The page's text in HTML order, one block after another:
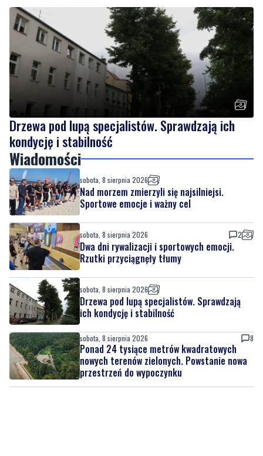
Drzewa pod lupą specjalistów. Sprawdzają ich
kondycję i stabilność
Wiadomości
sobota, 8 sierpnia 2026
Nad morzem zmierzyli się najsilniejsi.
Sportowe emocje i ważny cel
sobota, 8 sierpnia 2026 2
Dwa dni rywalizacji i sportowych emocji.
Rzutki przyciągnęły tłumy
sobota, 8 sierpnia 2026
Drzewa pod lupą specjalistów. Sprawdzają
ich kondycję i stabilność
sobota, 8 sierpnia 2026 8
Ponad 24 tysiące metrów kwadratowych
nowych terenów zielonych. Powstanie nowa
przestrzeń do wypoczynku